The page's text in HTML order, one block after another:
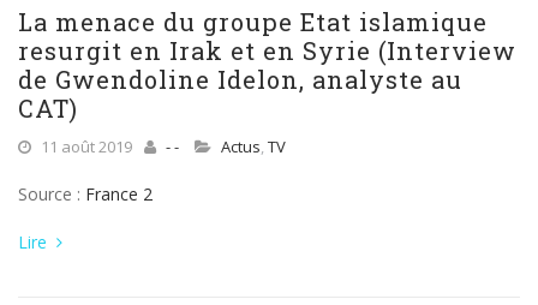
La menace du groupe Etat islamique
resurgit en Irak et en Syrie (Interview
de Gwendoline Idelon, analyste au
CAT)
11 août 2019 - - Actus, TV
Source : France 2
Lire